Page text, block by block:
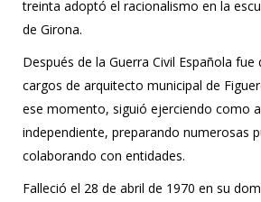
treinta adoptó el racionalismo en la
de Girona.
Después de la Guerra Civil Española fue
cargos de arquitecto municipal de
ese momento, siguió ejerciendo como
independiente, preparando numerosas
colaborando con entidades.
Falleció el 28 de abril de 1970 en su